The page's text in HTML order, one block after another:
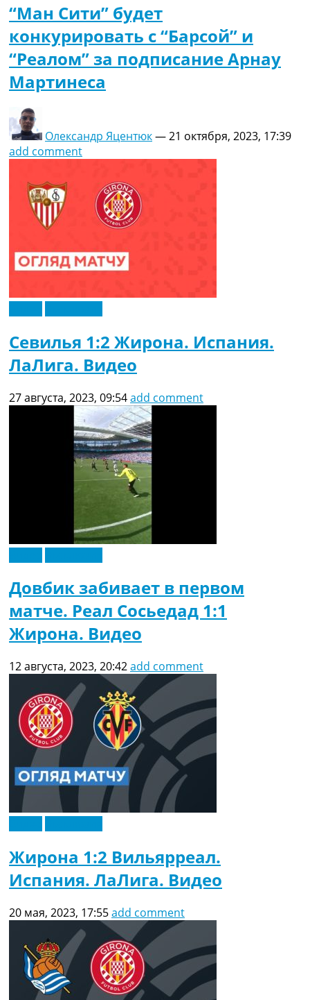
“Ман Сити” будет
конкурировать с “Барсой” и
“Реалом” за подписание Арнау
Мартинеса
Олександр Яцентюк—21 октября, 2023, 17:39
add comment
Севилья 1:2 Жирона. Испания.
ЛаЛига. Видео
27 августа, 2023, 09:54add comment
Довбик забивает в первом
матче. Реал Сосьедад 1:1
Жирона. Видео
12 августа, 2023, 20:42add comment
Жирона 1:2 Вильярреал.
Испания. ЛаЛига. Видео
20 мая, 2023, 17:55add comment